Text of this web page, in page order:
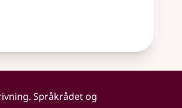
Språkrådet og